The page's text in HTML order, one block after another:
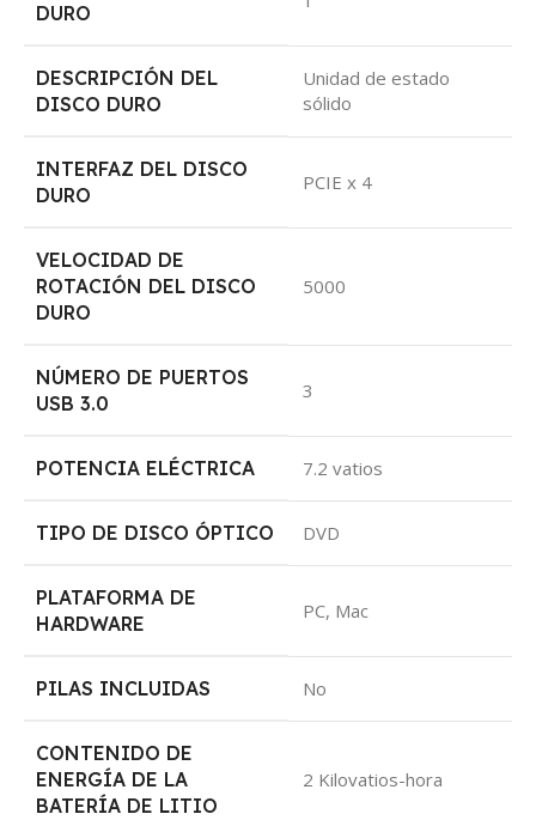
DURO
DESCRIPCIÓN DEL
DISCO DURO
‎Unidad de estado
sólido
INTERFAZ DEL DISCO
DURO
‎PCIE x 4
VELOCIDAD DE
ROTACIÓN DEL DISCO
DURO
‎5000
NÚMERO DE PUERTOS
USB 3.0
‎3
POTENCIA ELÉCTRICA ‎7.2 vatios
TIPO DE DISCO ÓPTICO ‎DVD
PLATAFORMA DE
HARDWARE
‎PC, Mac
PILAS INCLUIDAS ‎No
CONTENIDO DE
ENERGÍA DE LA
BATERÍA DE LITIO
‎2 Kilovatios-hora